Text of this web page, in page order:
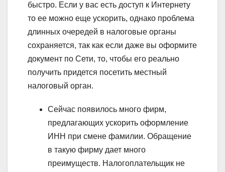
быстро. Если у вас есть доступ к Интернету
то ее можно еще ускорить, однако проблема
длинных очередей в налоговые органы
сохраняется, так как если даже вы оформите
документ по Сети, то, чтобы его реально
получить придется посетить местный
налоговый орган.
Сейчас появилось много фирм,
предлагающих ускорить оформление
ИНН при смене фамилии. Обращение
в такую фирму дает много
преимуществ. Налогоплательщик не